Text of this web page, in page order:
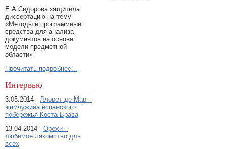
Е.А.Сидорова защитила
диссертацию на тему
«Методы и программные
средства для анализа
документов на основе
модели предметной
области»
Прочитать подробнее...
Интервью
3.05.2014 - Ллорет де Мар –
жемчужина испанского
побережья Коста Брава
13.04.2014 - Орехи –
любимое лакомство для
всех